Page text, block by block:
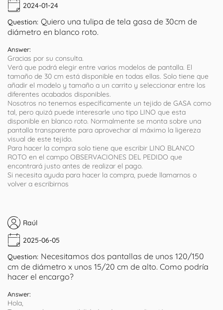
2024-01-24
Question: Quiero una tulipa de tela gasa de 30cm de
diámetro en blanco roto.
Answer:
Gracias por su consulta.
Verá que podrá elegir entre varios modelos de pantalla. El
tamaño de 30 cm está disponible en todas ellas. Solo tiene que
añadir el modelo y tamaño a un carrito y seleccionar entre los
diferentes acabados disponibles.
Nosotros no tenemos específicamente un tejido de GASA como
tal, pero quizá puede interesarle uno tipo LINO que esta
disponible en blanco roto. Normalmente se monta sobre una
pantalla transparente para aprovechar al máximo la ligereza
visual de este tejido.
Para hacer la compra solo tiene que escribir LINO BLANCO
ROTO en el campo OBSERVACIONES DEL PEDIDO que
encontrará justo antes de realizar el pago.
Si necesita ayuda para hacer la compra, puede llamarnos o
volver a escribirnos
Raúl
2025-06-05
Question: Necesitamos dos pantallas de unos 120/150
cm de diámetro x unos 15/20 cm de alto. Como podría
hacer el encargo?
Answer:
Hola,